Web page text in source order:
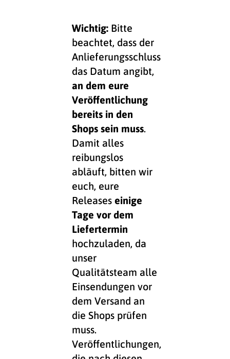
Wichtig: Bitte
beachtet, dass der
Anlieferungsschluss
das Datum angibt,
an dem eure
Veröffentlichung
bereits in den
Shops sein muss.
Damit alles
reibungslos
abläuft, bitten wir
euch, eure
Releaseseinige
Tage vor dem
Liefertermin
hochzuladen, da
unser
Qualitätsteam alle
Einsendungen vor
dem Versand an
die Shops prüfen
muss.
Veröffentlichungen,